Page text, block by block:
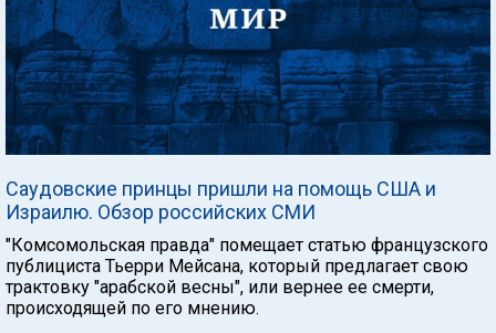
Саудовские принцы пришли на помощь США и
Израилю. Обзор российских СМИ
"Комсомольская правда" помещает статью французского
публициста Тьерри Мейсана, который предлагает свою
трактовку "арабской весны", или вернее ее смерти,
происходящей по его мнению.